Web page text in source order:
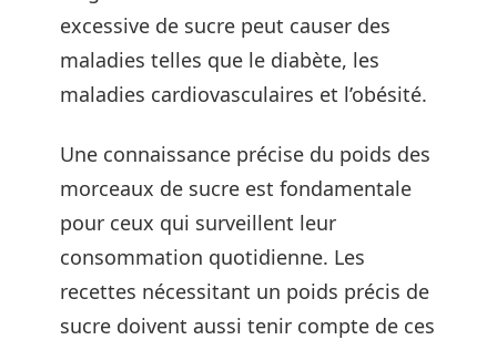
excessive de sucre peut causer des
maladies telles que le diabète, les
maladies cardiovasculaires et l’obésité.
Une connaissance précise du poids des
morceaux de sucre est fondamentale
pour ceux qui surveillent leur
consommation quotidienne. Les
recettes nécessitant un poids précis de
sucre doivent aussi tenir compte de ces